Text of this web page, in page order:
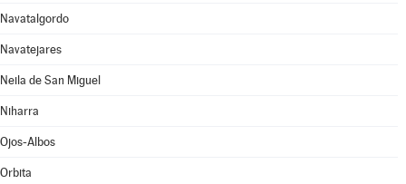
Navatalgordo
Navatejares
Neila de San Miguel
Niharra
Ojos-Albos
Orbita